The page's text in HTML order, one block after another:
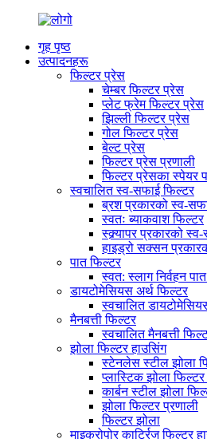
गृह पृष्ठ
उत्पादनहरू
फिल्टर प्रेस
चेम्बर फिल्टर प्रेस
प्लेट फ्रेम फिल्टर प्रेस
झिल्ली फिल्टर प्रेस
गोल फिल्टर प्रेस
बेल्ट प्रेस
फिल्टर प्रेस प्रणाली
फिल्टर प्रेसका स्पेयर
स्वचालित स्व-सफाई फिल्टर
ब्रश प्रकारको स्व-
स्वतः ब्याकवाश फिल्टर
स्क्र्यापर प्रकारको
हाइड्रो सक्सन
पात फिल्टर
स्वत: स्लाग निर्वहन
डायटोमेसियस अर्थ फिल्टर
स्वचालित
मैनबत्ती फिल्टर
स्वचालित मैनबत्ती
झोला फिल्टर हाउसिंग
स्टेनलेस स्टील झोला
प्लास्टिक झोला फिल्टर
कार्बन स्टील झोला
झोला फिल्टर प्रणाली
फिल्टर झोला
माइक्रोपोर कार्ट्रिज फिल्टर